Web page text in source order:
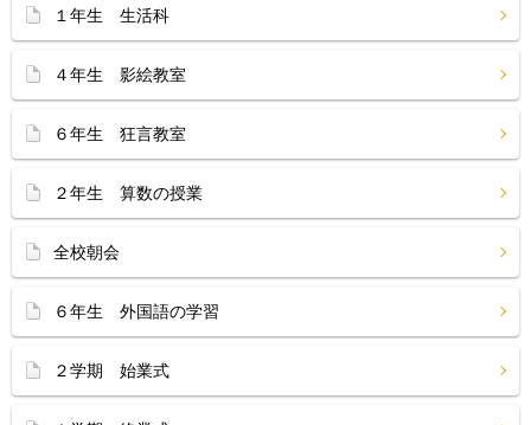
１年生 生活科
４年生 影絵教室
６年生 狂言教室
２年生 算数の授業
全校朝会
６年生 外国語の学習
２学期 始業式